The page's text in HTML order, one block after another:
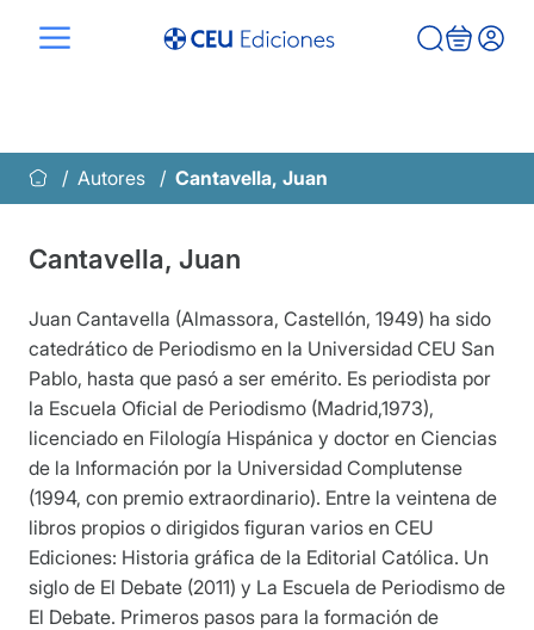
Autores Cantavella, Juan
Cantavella, Juan
Juan Cantavella (Almassora, Castellón, 1949) ha sido
catedrático de Periodismo en la Universidad CEU San
Pablo, hasta que pasó a ser emérito. Es periodista por
la Escuela Oficial de Periodismo (Madrid,1973),
licenciado en Filología Hispánica y doctor en Ciencias
de la Información por la Universidad Complutense
(1994, con premio extraordinario). Entre la veintena de
libros propios o dirigidos figuran varios en CEU
Ediciones: Historia gráfica de la Editorial Católica. Un
siglo de El Debate (2011) y La Escuela de Periodismo de
El Debate. Primeros pasos para la formación de